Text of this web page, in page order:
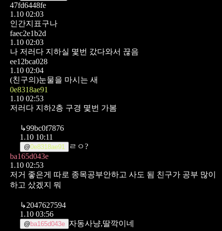
47fd6448fe
1.10 02:03
인간지표구나
faec2e1b2d
1.10 02:03
나 저러다 지하실 몇번 갔다와서 끊음
ee12bca028
1.10 02:04
(친구의)눈물을 마시는 새
0e8318ae91
1.10 02:53
저러다 지하2층 구경 몇번 가봄
↳99bc0f7876
1.10 10:11
@0e8318ae91
ㄹㅇ?
ba165d043e
1.10 02:53
저거 좋은게 따로 종목공부안하고 사도 됨 친구가 공부 많이
하고 샀겠지 뭐
↳2047627594
1.10 03:56
@ ba165d043e 자동사냥,딸깍이네